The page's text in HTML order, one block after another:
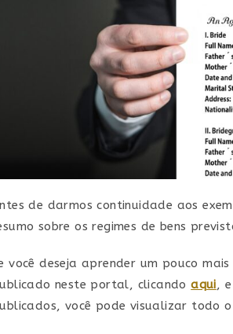
de darmos continuidade aos
sobre os regimes de bens
você deseja aprender um pouco
neste portal, clicandoaqui,
você pode visualizar todo